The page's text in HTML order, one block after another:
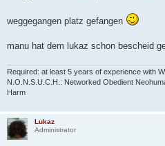
weggegangen platz gefangen
manu hat dem lukaz schon bescheid
Required: at least 5 years of experience with
N.O.N.S.U.C.H.: Networked Obedient
Harm
Lukaz
Administrator